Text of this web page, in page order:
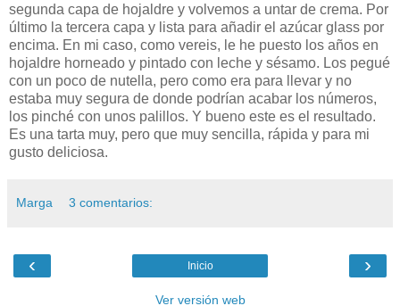
segunda capa de hojaldre y volvemos a untar de crema. Por
último la tercera capa y lista para añadir el azúcar glass por
encima. En mi caso, como vereis, le he puesto los años en
hojaldre horneado y pintado con leche y sésamo. Los pegué
con un poco de nutella, pero como era para llevar y no
estaba muy segura de donde podrían acabar los números,
los pinché con unos palillos. Y bueno este es el resultado.
Es una tarta muy, pero que muy sencilla, rápida y para mi
gusto deliciosa.
Marga 3 comentarios:
‹ ›
Inicio
Ver versión web